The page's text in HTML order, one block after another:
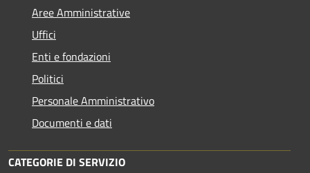
Aree Amministrative
Uffici
Enti e fondazioni
Politici
Personale Amministrativo
Documenti e dati
CATEGORIE DI SERVIZIO